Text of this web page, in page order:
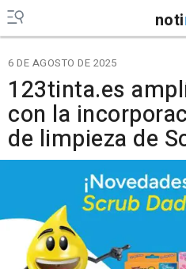
noti
6 DE AGOSTO DE 2025
123tinta.es
con la
de limpieza de